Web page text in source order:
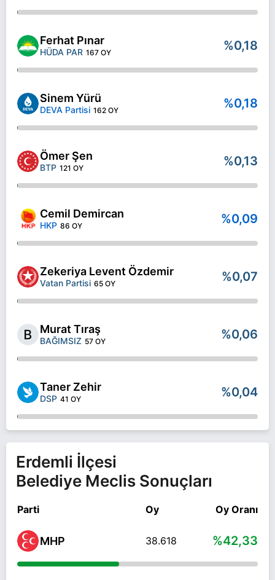
Ferhat Pınar
HÜDA PAR 167 OY %0,18
Sinem Yürü
DEVA Partisi 162 OY %0,18
Ömer Şen
BTP 121 OY %0,13
Cemil Demircan
HKP 86 OY %0,09
Zekeriya Levent Özdemir
Vatan Partisi 65 OY %0,07
Murat Tıraş
BAĞIMSIZ 57 OY %0,06
Taner Zehir
DSP 41 OY %0,04
Erdemli İlçesi
Belediye Meclis Sonuçları
Parti Oy Oy Oranı
MHP 38.618 %42,33